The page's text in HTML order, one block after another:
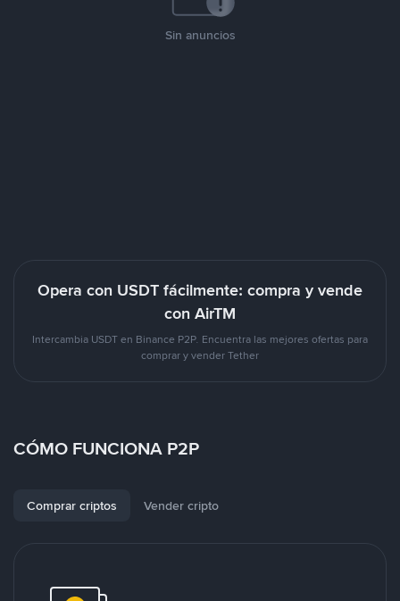
Sin anuncios
Opera con USDT fácilmente: compra y vende
con AirTM
Intercambia USDT en Binance P2P. Encuentra las mejores ofertas para
comprar y vender Tether
CÓMO FUNCIONA P2P
Comprar criptos Vender cripto